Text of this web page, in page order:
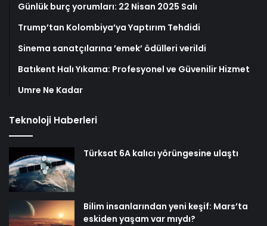
Günlük burç yorumları: 22 Nisan 2025 Salı
Trump’tan Kolombiya’ya Yaptırım Tehdidi
Sinema sanatçılarına ’emek’ ödülleri verildi
Batıkent Halı Yıkama: Profesyonel ve Güvenilir Hizmet
Umre Ne Kadar
Teknoloji Haberleri
Türksat 6A kalıcı yörüngesine ulaştı
Bilim insanlarından yeni keşif: Mars’ta
eskiden yaşam var mıydı?